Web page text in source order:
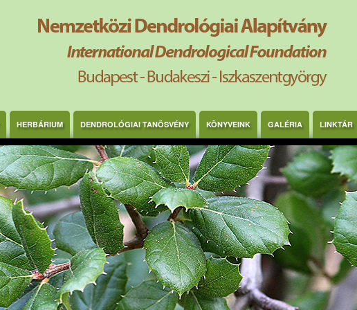
HERBÁRIUM DENDROLÓGIAI TANÖSVÉNY KÖNYVEINK GALÉRIA LINKTÁR